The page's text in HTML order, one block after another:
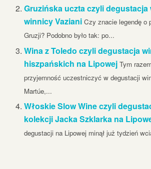
Gruzińska uczta czyli degustacja
winnicy Vaziani Czy znacie legendę o
Gruzji? Podobno było tak: po...
Wina z Toledo czyli degustacja
hiszpańskich na Lipowej Tym
przyjemność uczestniczyć w degustacji
Martúe,...
Włoskie Slow Wine czyli
kolekcji Jacka Szklarka na
degustacji na Lipowej minął już tydzień